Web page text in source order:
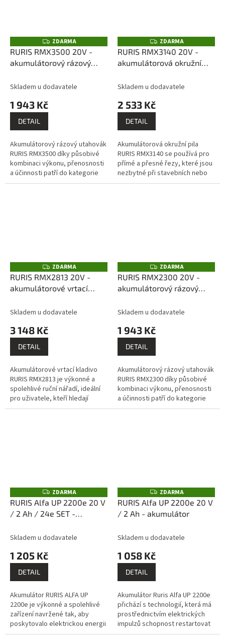
Z
D
A
R
ZDARMA
RURIS RMX3500 20V -
akumulátorový rázový
akumulátoru a nabíječky)
Skladem u dodavatele
1 943 Kč
DETAIL
Akumulátorový rázový utahovák
RURIS RMX3500 díky působivé
kombinaci výkonu, přenosnosti
a účinnosti patří do kategorie
nástrojů, které si dokázaly
Z
D
A
R
ZDARMA
RURIS RMX3140 20V -
akumulátorová okružní
nabíječky)
Skladem u dodavatele
2 533 Kč
DETAIL
Akumulátorová okružní pila
RURIS RMX3140 se používá pro
přímé a přesné řezy, které jsou
nezbytné při stavebních nebo
opravárenských pracích. Pila je
Z
D
A
R
ZDARMA
RURIS RMX2813 20V -
akumulátorové vrtací
a nabíječky)
Skladem u dodavatele
3 148 Kč
DETAIL
Akumulátorové vrtací kladivo
RURIS RMX2813 je výkonné a
spolehlivé ruční nářadí, ideální
pro uživatele, kteří hledají
efektivitu a výkon při vrtacích a
Z
D
A
R
ZDARMA
RURIS RMX2300 20V -
akumulátorový rázový
akumulátoru a nabíječky)
Skladem u dodavatele
1 943 Kč
DETAIL
Akumulátorový rázový utahovák
RURIS RMX2300 díky působivé
kombinaci výkonu, přenosnosti
a účinnosti patří do kategorie
nástrojů, které si dokázaly
Z
D
A
R
ZDARMA
RURIS Alfa UP 2200e 20 V
/ 2 Ah / 24e SET -
Skladem u dodavatele
1 205 Kč
DETAIL
Akumulátor RURIS ALFA UP
2200e je výkonné a spolehlivé
zařízení navržené tak, aby
poskytovalo elektrickou energii
efektivním způsobem.
Z
D
A
R
ZDARMA
RURIS Alfa UP 2200e 20 V
/ 2 Ah - akumulátor
Skladem u dodavatele
1 058 Kč
DETAIL
Akumulátor Ruris Alfa UP 2200e
přichází s technologií, která má
prostřednictvím elektrických
impulzů schopnost restartovat
akumulátor, když je vybitý nebo